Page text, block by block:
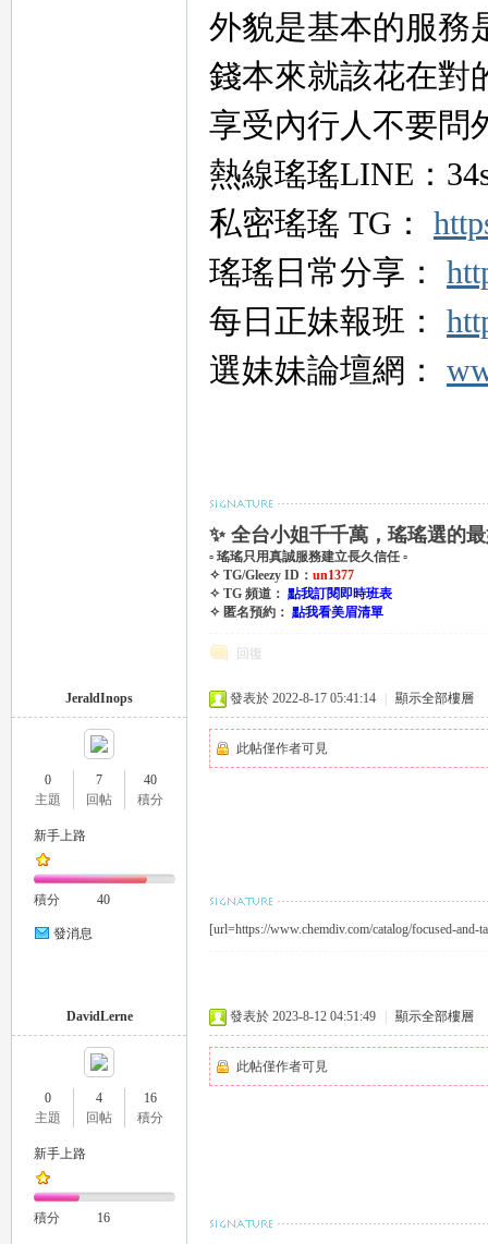
外貌是基本的服務
錢本來就該花在對
享受內行人不要問
熱線瑤瑤LINE：
私密瑤瑤 TG：
瑤瑤日常分享：
每日正妹報班：
選妹妹論壇網：
✨ 全台小姐千千萬，瑤瑤選的
▫ 瑤瑤只用真誠服務建立長久信任 ▫
✧ TG/Gleezy ID： un1377
✧ TG 頻道： 點我訂閱即時班表
✧ 匿名預約： 點我看美眉清單
回復
JeraldInops
0
主題
7
回帖
40
積分
新手上路
積分 40
發消息
發表於 2022-8-17 05:41:14 顯示全部樓層
此帖僅作者可見
[url=https://www.chemdiv.com/catalog/focused-and-
DavidLerne
0
主題
4
回帖
16
積分
新手上路
積分 16
發表於 2023-8-12 04:51:49 顯示全部樓層
此帖僅作者可見